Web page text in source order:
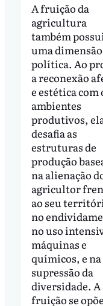
A fruição da
agricultura
também
uma dimensão
política. Ao
a reconexão
e estética com
ambientes
produtivos,
desafia as
estruturas de
produção
na alienação
agricultor
ao seu
no
no uso
máquinas e
químicos, e na
supressão da
diversidade. A
fruição se